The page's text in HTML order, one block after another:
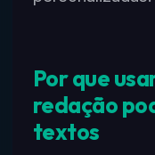
Por que
redação
textos